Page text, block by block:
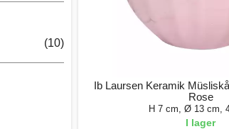
(10)
Ib Laursen Keramik
Rose
H 7 cm, Ø 13 cm,
I lager